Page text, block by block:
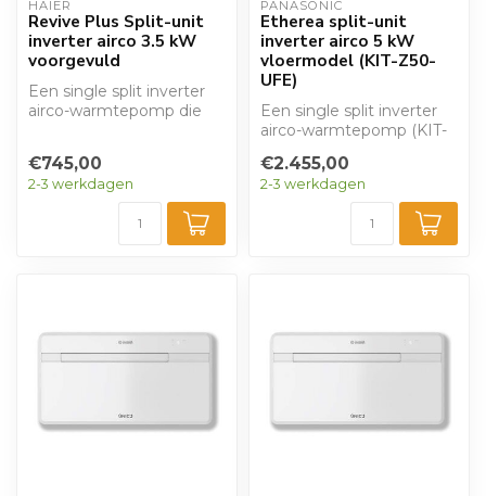
HAIER
Revive Plus Split-unit
inverter airco 3.5 kW
voorgevuld
Een single split inverter
airco-warmtepomp die
€745,00
2-3 werkdagen
PANASONIC
Etherea split-unit
inverter airco 5 kW
vloermodel (KIT-Z50-
UFE)
Een single split inverter
airco-warmtepomp (KIT-
verwarmen en ko...
€2.455,00
2-3 werkdagen